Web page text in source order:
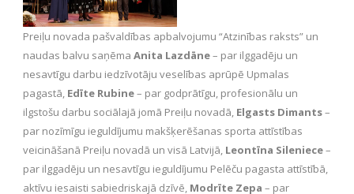
Preiļu novada pašvaldības apbalvojumu “Atzinības raksts” un
naudas balvu saņēma Anita Lazdāne– par ilggadēju un
nesavtīgu darbu iedzīvotāju veselības aprūpē Upmalas
pagastā, Edīte Rubine– par godprātīgu, profesionālu un
ilgstošu darbu sociālajā jomā Preiļu novadā, Elgasts Dimants–
par nozīmīgu ieguldījumu makšķerēšanas sporta attīstības
veicināšanā Preiļu novadā un visā Latvijā, Leontīna Sileniece–
par ilggadēju un nesavtīgu ieguldījumu Pelēču pagasta attīstībā,
aktīvu iesaisti sabiedriskajā dzīvē, Modrīte Zepa – par